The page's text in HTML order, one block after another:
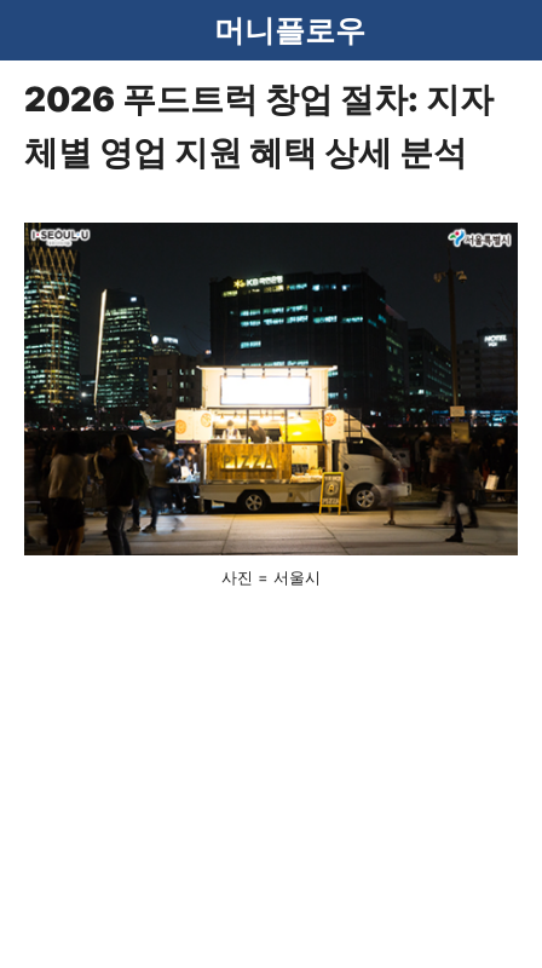
텐
머니플로우
2026 푸드트럭 창업 절차: 지자
체별 영업 지원 혜택 상세 분석
사진 = 서울시